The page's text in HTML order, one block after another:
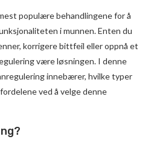
populære behandlingene for å
i munnen. Enten du
korrigere bittfeil eller oppnå et
være løsningen. I denne
innebærer, hvilke typer
ved å velge denne